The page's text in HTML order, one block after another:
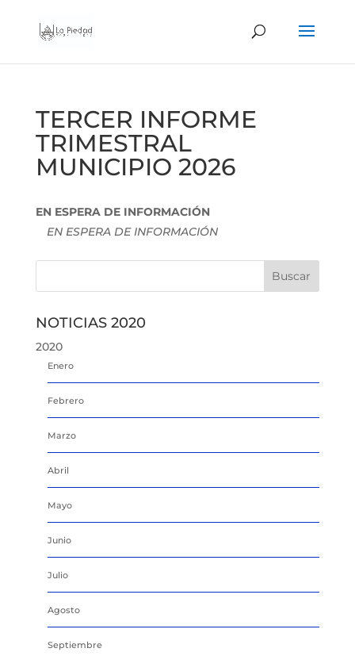
TERCER INFORME
TRIMESTRAL
MUNICIPIO 2026
EN ESPERA DE INFORMACIÓN
EN ESPERA DE INFORMACIÓN
NOTICIAS 2020
2020
Enero
Febrero
Marzo
Abril
Mayo
Junio
Julio
Agosto
Septiembre